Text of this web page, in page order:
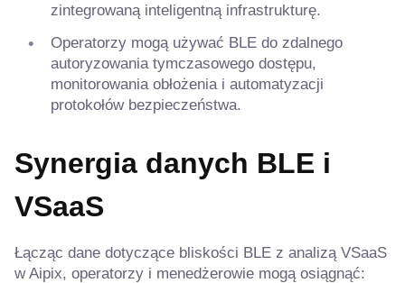
zintegrowaną inteligentną infrastrukturę.
Operatorzy mogą używać BLE do zdalnego
autoryzowania tymczasowego dostępu,
monitorowania obłożenia i automatyzacji
protokołów bezpieczeństwa.
Synergia danych BLE i
VSaaS
Łącząc dane dotyczące bliskości BLE z analizą VSaaS
w Aipix, operatorzy i menedżerowie mogą osiągnąć: